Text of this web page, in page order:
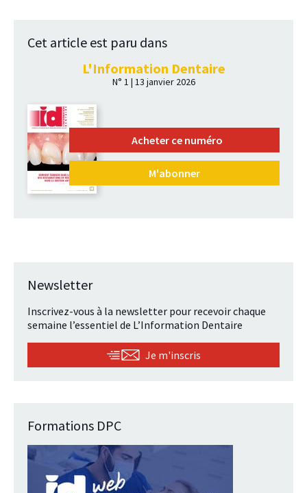
Cet article est paru dans
L'Information Dentaire
N° 1 | 13 janvier 2026
Acheter ce numéro
M'abonner
Newsletter
Inscrivez-vous à la newsletter pour recevoir chaque
semaine l’essentiel de L’Information Dentaire
Je m'inscris
Formations DPC